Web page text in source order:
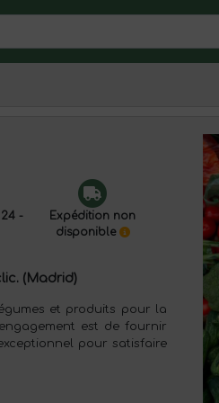
-
Expédition non
disponible
(Madrid)
et produits pour la
est de fournir
pour satisfaire